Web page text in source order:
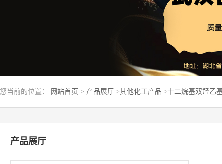
您当前的位置： 网站首页 > 产品展厅 >其他化工产品 >十二烷基双羟乙
产品展厅